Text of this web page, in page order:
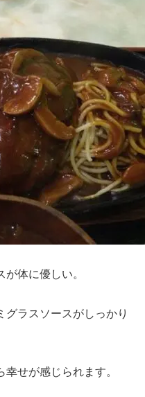
体に優しい。
グラスソースがしっかり
せが感じられます。